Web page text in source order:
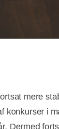
mere
konkurser i
Dermed